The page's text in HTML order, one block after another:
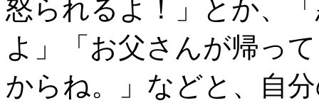
怒られるよ！」とか、
よ」「お父さんが帰っ
からね。」などと、自